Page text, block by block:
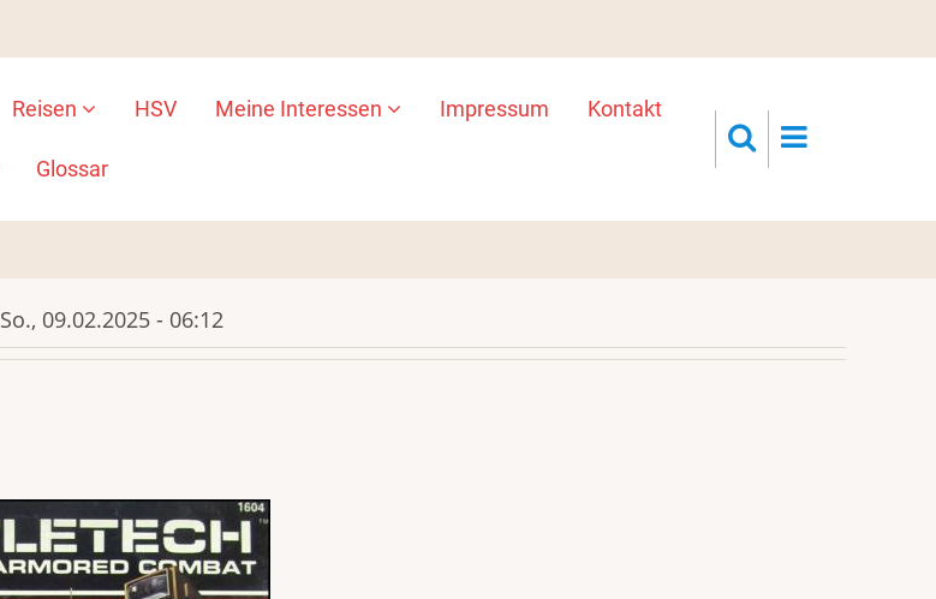
Reisen HSV Meine Interessen Impressum Kontakt
Glossar
So., 09.02.2025 - 06:12